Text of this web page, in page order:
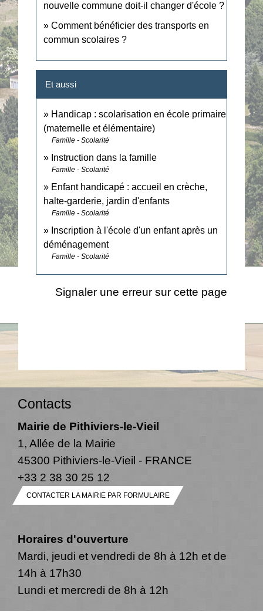
nouvelle commune doit-il changer d'école ?
Comment bénéficier des transports en
commun scolaires ?
Et aussi
Handicap : scolarisation en école primaire
(maternelle et élémentaire)
Famille - Scolarité
Instruction dans la famille
Famille - Scolarité
Enfant handicapé : accueil en crèche,
halte-garderie, jardin d'enfants
Famille - Scolarité
Inscription à l'école d'un enfant après un
déménagement
Famille - Scolarité
Signaler une erreur sur cette page
Contacts
Mairie de Pithiviers-le-Vieil
1, Allée de la Mairie
45300 Pithiviers-le-Vieil - FRANCE
+33 2 38 30 25 12
CONTACTER LA MAIRIE PAR FORMULAIRE
Horaires d'ouverture
Mardi, jeudi et vendredi de 8h à 12h et de
14h à 17h30
Lundi et mercredi de 8h à 12h